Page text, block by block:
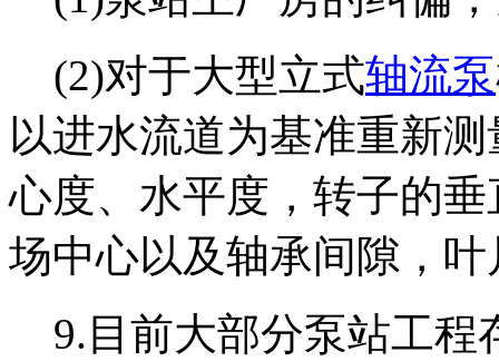
(2)对于大型立式轴流泵
以进水流道为基准重新
心度、水平度，转子的
场中心以及轴承间隙，
9.目前大部分泵站工程